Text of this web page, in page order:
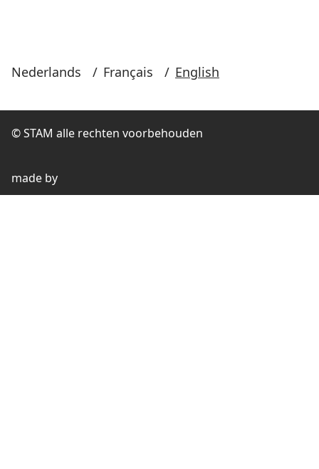
Nederlands / Français / English
© STAM alle rechten voorbehouden
made by